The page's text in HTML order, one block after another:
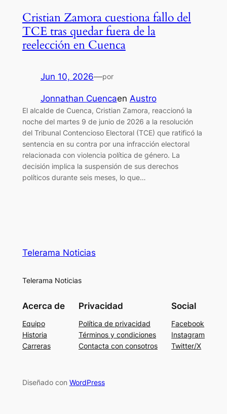
Cristian Zamora cuestiona fallo del
TCE tras quedar fuera de la
reelección en Cuenca
Jun 10, 2026—por
Jonnathan Cuencaen Austro
El alcalde de Cuenca, Cristian Zamora, reaccionó la
noche del martes 9 de junio de 2026 a la resolución
del Tribunal Contencioso Electoral (TCE) que ratificó la
sentencia en su contra por una infracción electoral
relacionada con violencia política de género. La
decisión implica la suspensión de sus derechos
políticos durante seis meses, lo que…
Telerama Noticias
Telerama Noticias
Acerca de
Equipo
Historia
Carreras
Privacidad
Política de privacidad
Términos y condiciones
Contacta con consotros
Social
Facebook
Instagram
Twitter/X
Diseñado con WordPress